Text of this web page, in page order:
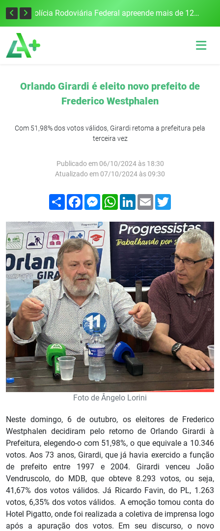
Tecnologia inovadora desenvolvida na UFSM/FW utiliza drones e IA para monitorar a qualidade da água Polícia Rodoviária Federal apreende mais de 120 quilos de maconha na BR-386, em Frederico Westphalen
Orlando Girardi é eleito novo prefeito de
Frederico Westphalen
Com 51,98% dos votos válidos, Girardi retoma a prefeitura pela
terceira vez
Publicado em 06/10/2024 às 18:30
Atualizado em 07/10/2024 às 09:30
Compartilhar
FacebookMessenger
WhatsApp
LinkedIn
Email
Foto de Ângelo Lorini
Neste domingo, 6 de outubro, os eleitores de Frederico
Westphalen decidiram pelo retorno de Orlando Girardi à
Prefeitura, elegendo-o com 51,98%, o que equivale a 10.346
votos. Aos 73 anos, Girardi, que já havia exercido a função
de prefeito entre 1997 e 2004. Girardi venceu João
Vendruscolo, do MDB, que obteve 8.293 votos, ou seja,
41,67% dos votos válidos. Já Ricardo Favin, do PL, 1.263
votos, 6,35% dos votos válidos. A emoção tomou conta do
Hotel Pigatto, onde foi realizada a coletiva de imprensa logo
após a apuração dos votos. Em seu discurso, o novo